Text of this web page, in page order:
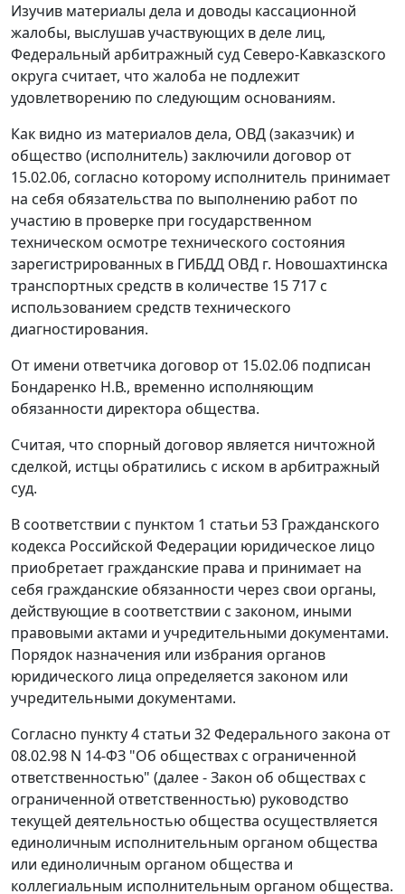
Изучив материалы дела и доводы кассационной
жалобы, выслушав участвующих в деле лиц,
Федеральный арбитражный суд Северо-Кавказского
округа считает, что жалоба не подлежит
удовлетворению по следующим основаниям.
Как видно из материалов дела, ОВД (заказчик) и
общество (исполнитель) заключили договор от
15.02.06, согласно которому исполнитель принимает
на себя обязательства по выполнению работ по
участию в проверке при государственном
техническом осмотре технического состояния
зарегистрированных в ГИБДД ОВД г. Новошахтинска
транспортных средств в количестве 15 717 с
использованием средств технического
диагностирования.
От имени ответчика договор от 15.02.06 подписан
Бондаренко Н.В., временно исполняющим
обязанности директора общества.
Считая, что спорный договор является ничтожной
сделкой, истцы обратились с иском в арбитражный
суд.
В соответствии с пунктом 1 статьи 53 Гражданского
кодекса Российской Федерации юридическое лицо
приобретает гражданские права и принимает на
себя гражданские обязанности через свои органы,
действующие в соответствии с законом, иными
правовыми актами и учредительными документами.
Порядок назначения или избрания органов
юридического лица определяется законом или
учредительными документами.
Согласно пункту 4 статьи 32Федерального закона от
08.02.98 N 14-ФЗ "Об обществах с ограниченной
ответственностью" (далее -Закон об обществах с
ограниченной ответственностью) руководство
текущей деятельностью общества осуществляется
единоличным исполнительным органом общества
или единоличным органом общества и
коллегиальным исполнительным органом общества.